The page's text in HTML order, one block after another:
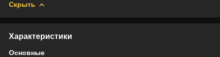
Скрыть
Характеристики
Основные